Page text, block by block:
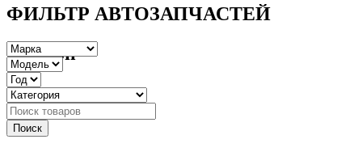
Выхлоп
ФИЛЬТР АВТОЗАПЧАСТЕЙ